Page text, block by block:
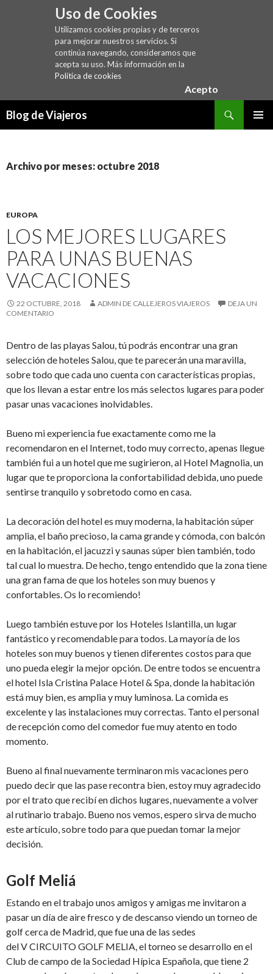
Uso de Cookies
Utilizamos cookies propias y de terceros
para mejorar nuestros servicios. Si
continúa navegando, consideramos que
acepta su uso. Más información en la
Política de cookies
Acepto
Blog de Viajeros
Archivo por meses: octubre 2018
EUROPA
LOS MEJORES LUGARES
PARA UNAS BUENAS
VACACIONES
22 OCTUBRE, 2018 ADMIN DE CALLEJEROS VIAJEROS
DEJA UN
COMENTARIO
Dentro de las playas Salou, tú podrás encontrar una gran
selección de hoteles Salou, que te parecerán una maravilla,
sobre todo que cada uno cuenta con características propias,
que los llevan a estar entre los más selectos lugares para poder
pasar unas vacaciones inolvidables.
Bueno mi experiencia fue exactamente como me la
recomendaron en el Internet, todo muy correcto, apenas llegue
también fui a un hotel que me sugirieron, al Hotel Magnolia, un
lugar que te proporciona la confortabilidad debida, uno puede
sentirse tranquilo y sobretodo como en casa.
La decoración del hotel es muy moderna, la habitación súper
amplia, el baño precioso, la cama grande y cómoda, con balcón
en la habitación, el jacuzzi y saunas súper bien también, todo
tal cual lo muestra. De hecho, tengo entendido que la zona tiene
una gran fama de que los hoteles son muy buenos y
confortables. Os lo recomiendo!
Luego también estuve por los Hoteles Islantilla, un lugar
fantástico y recomendable para todos. La mayoría de los
hoteles son muy buenos y tienen diferentes costos para que
uno pueda elegir la mejor opción. De entre todos se encuentra
el hotel Isla Cristina Palace Hotel & Spa, donde la habitación
está muy bien, es amplia y muy luminosa. La comida es
excelente y las instalaciones muy correctas. Tanto el personal
de recepción como del comedor fue muy atento en todo
momento.
Bueno al final nuevamente terminaron mis vacaciones pero
puedo decir que las pase recontra bien, estoy muy agradecido
por el trato que recibí en dichos lugares, nuevamente a volver
al rutinario trabajo. Bueno nos vemos, espero sirva de mucho
este artículo, sobre todo para que puedan tomar la mejor
decisión.
Golf Meliá
Estando en el trabajo unos amigos y amigas me invitaron a
pasar un día de aire fresco y de descanso viendo un torneo de
golf cerca de Madrid, que fue una de las sedes
del V CIRCUITO GOLF MELIA, el torneo se desarrollo en el
Club de campo de la Sociedad Hípica Española, que tiene 2